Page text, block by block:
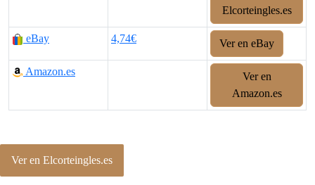
Elcorteingles.es
eBay 4,74€ Ver en eBay
Amazon.es
Ver en
Amazon.es
Ver en Elcorteingles.es